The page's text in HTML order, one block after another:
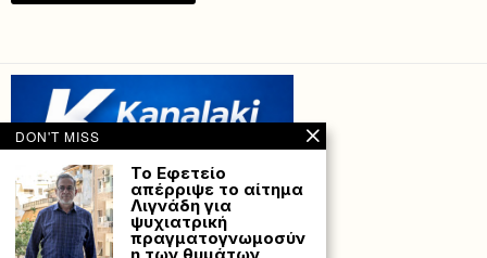
DON'T MISS
Το Εφετείο
απέρριψε το αίτημα
Λιγνάδη για
ψυχιατρική
πραγματογνωμοσύν